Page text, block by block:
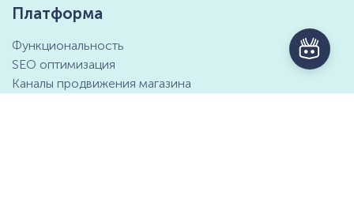
Платформа
Функциональность
SEO оптимизация
Каналы продвижения магазина